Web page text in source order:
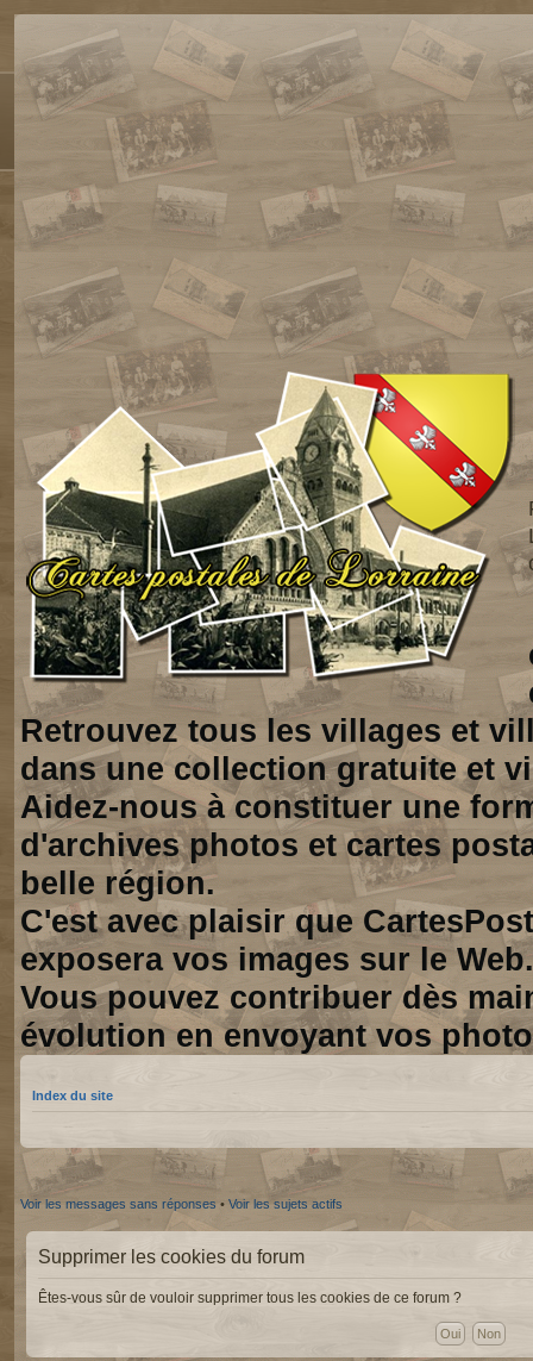
Retrouvez tous les villages et
dans une collection gratuite et
Aidez-nous à constituer une
d'archives photos et cartes
belle région.
C'est avec plaisir que
exposera vos images sur le Web.
Vous pouvez contribuer dès
évolution en envoyant vos
Index du site
Voir les messages sans réponses • Voir les sujets actifs
Supprimer les cookies du forum
Êtes-vous sûr de vouloir supprimer tous les cookies de ce forum ?